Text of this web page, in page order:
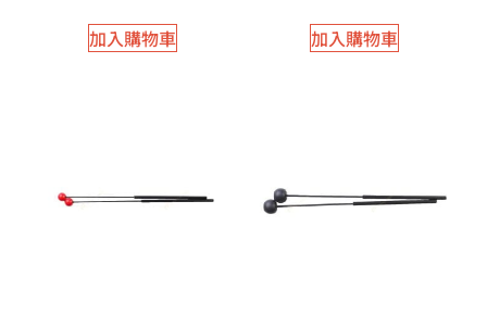
加入購物車 加入購物車